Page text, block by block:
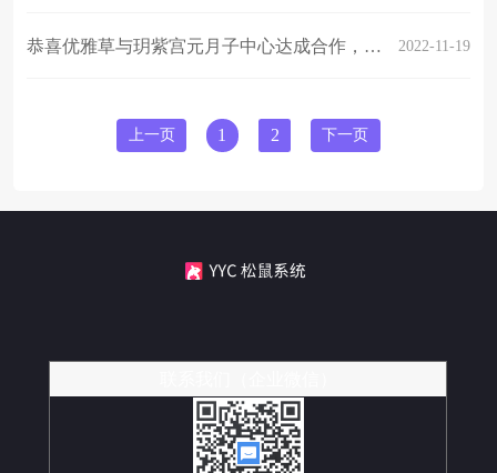
恭喜优雅草与玥紫宫元月子中心达成合作，将打造一款完整的系统 2022-11-19
上一页 1 2 下一页